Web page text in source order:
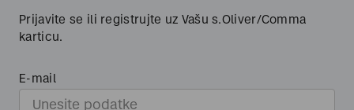
Prijavite se ili registrujte uz Vašu s.Oliver/Comma
karticu.
E-mail